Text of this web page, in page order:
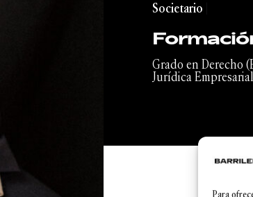
Para
Societario
Grado en Derecho
Jurídica